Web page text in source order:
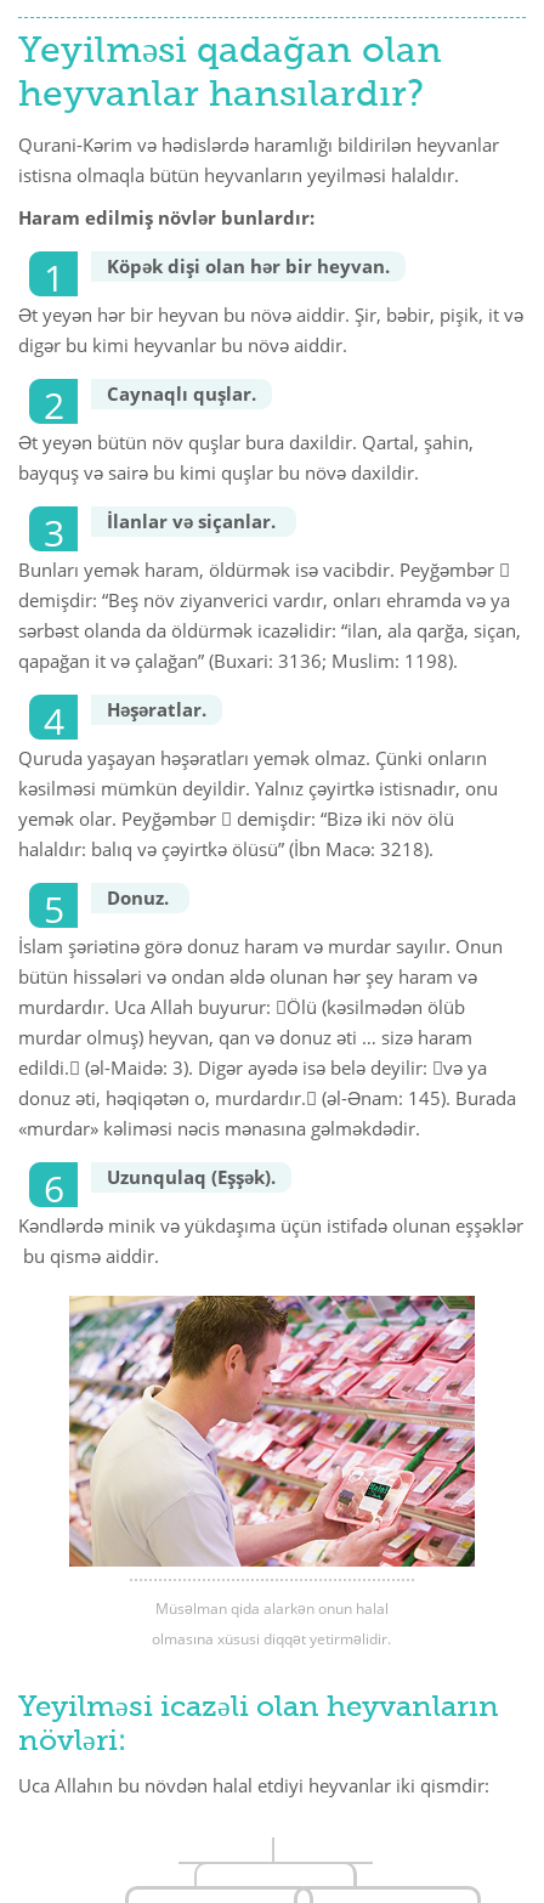
Yeyilməsi qadağan olan
heyvanlar hansılardır?
Qurani-Kərim və hədislərdə haramlığı bildirilən heyvanlar
istisna olmaqla bütün heyvanların yeyilməsi halaldır.
Haram edilmiş növlər bunlardır:
Köpək dişi olan hər bir heyvan.
Ət yeyən hər bir heyvan bu növə aiddir. Şir, bəbir, pişik, it və
digər bu kimi heyvanlar bu növə aiddir.
Caynaqlı quşlar.
Ət yeyən bütün növ quşlar bura daxildir. Qartal, şahin,
bayquş və sairə bu kimi quşlar bu növə daxildir.
İlanlar və siçanlar.
Bunları yemək haram, öldürmək isə vacibdir. Peyğəmbər 
demişdir: “Beş növ ziyanverici vardır, onları ehramda və ya
sərbəst olanda da öldürmək icazəlidir: “ilan, ala qarğa, siçan,
qapağan it və çalağan” (Buxari: 3136; Muslim: 1198).
Həşəratlar.
Quruda yaşayan həşəratları yemək olmaz. Çünki onların
kəsilməsi mümkün deyildir. Yalnız çəyirtkə istisnadır, onu
yemək olar. Peyğəmbər  demişdir: “Bizə iki növ ölü
halaldır: balıq və çəyirtkə ölüsü” (İbn Macə: 3218).
Donuz.
İslam şəriətinə görə donuz haram və murdar sayılır. Onun
bütün hissələri və ondan əldə olunan hər şey haram və
murdardır. Uca Allah buyurur: Ölü (kəsilmədən ölüb
murdar olmuş) heyvan, qan və donuz əti … sizə haram
edildi. (əl-Maidə: 3). Digər ayədə isə belə deyilir: və ya
donuz əti, həqiqətən o, murdardır. (əl-Ənam: 145). Burada
«murdar» kəliməsi nəcis mənasına gəlməkdədir.
Uzunqulaq (Eşşək).
Kəndlərdə minik və yükdaşıma üçün istifadə olunan eşşəklər
bu qismə aiddir.
Müsəlman qida alarkən onun halal
olmasına xüsusi diqqət yetirməlidir.
Yeyilməsi icazəli olan heyvanların
növləri:
Uca Allahın bu növdən halal etdiyi heyvanlar iki qismdir: